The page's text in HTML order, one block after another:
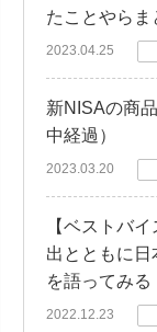
たことやらま
2023.04.25
新NISAの商
中経過）
2023.03.20
【ベストバ
出とともに日
を語ってみる
2022.12.23